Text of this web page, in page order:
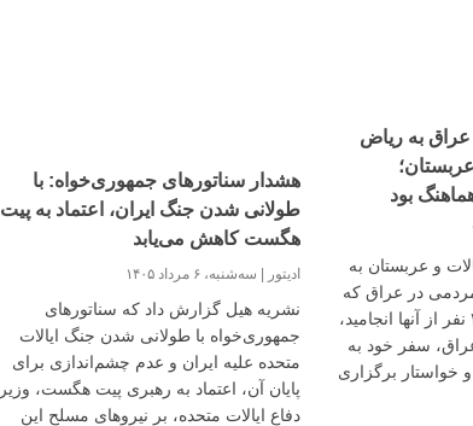
به ریاض
بود
و عربستان به
در عراق که
به کشته شدن دست‌کم ۲۰ نفر از آنها انجامید،
سفر خود به
خواستار برگزاری
هشدار سناتورهای جمهوری‌خواه: با
طولانی شدن جنگ ایران، اعتماد به پیت
هگست کاهش می‌یابد
ادیتور سه‌شنبه، ۶ مرداد ۱۴۰۵
نشریه هیل گزارش داد که سناتورهای
جمهوری‌خواه با طولانی شدن جنگ ایالات
متحده علیه ایران و عدم چشم‌اندازی برای
پایان آن، اعتماد به رهبری پیت هگست، وزیر
دفاع ایالات متحده، بر نیروهای مسلح این